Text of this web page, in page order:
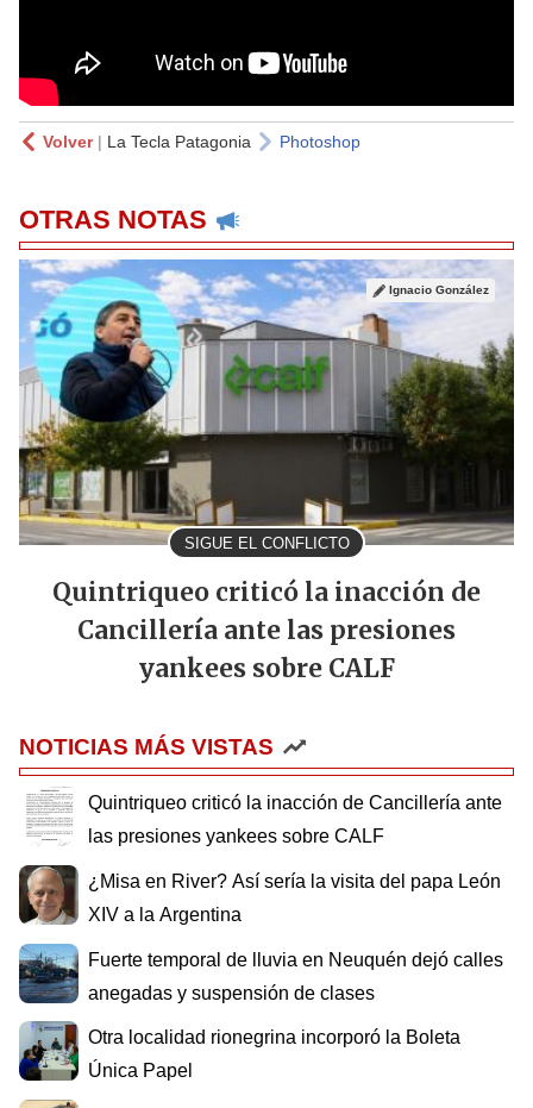
Volver| La Tecla Patagonia Photoshop
OTRAS NOTAS
SIGUE EL CONFLICTO
Ignacio González
Quintriqueo criticó la inacción de
Cancillería ante las presiones
yankees sobre CALF
NOTICIAS MÁS VISTAS
Quintriqueo criticó la inacción de Cancillería ante
las presiones yankees sobre CALF
¿Misa en River? Así sería la visita del papa León
XIV a la Argentina
Fuerte temporal de lluvia en Neuquén dejó calles
anegadas y suspensión de clases
Otra localidad rionegrina incorporó la Boleta
Única Papel